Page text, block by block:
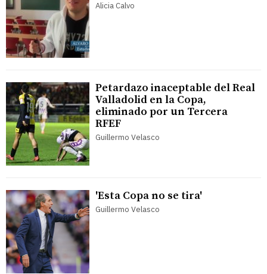
Alicia Calvo
Petardazo inaceptable del Real
Valladolid en la Copa,
eliminado por un Tercera
RFEF
Guillermo Velasco
'Esta Copa no se tira'
Guillermo Velasco